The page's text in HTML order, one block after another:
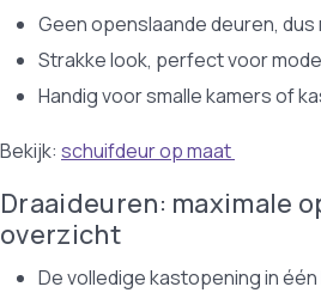
Geen openslaande deuren,
Strakke look, perfect voor
Handig voor smalle kamers of
Bekijk: schuifdeur op maat
Draaideuren: maximale
overzicht
De volledige kastopening in